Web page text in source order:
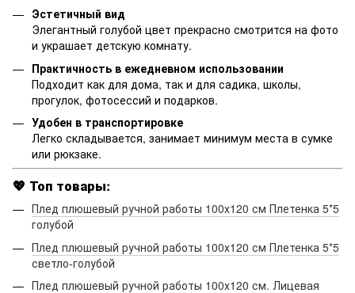
Эстетичный вид
Элегантный голубой цвет прекрасно смотрится на фото
и украшает детскую комнату.
Практичность в ежедневном использовании
Подходит как для дома, так и для садика, школы,
прогулок, фотосессий и подарков.
Удобен в транспортировке
Легко складывается, занимает минимум места в сумке
или рюкзаке.
💖 Топ товары:
Плед плюшевый ручной работы 100х120 см Плетенка 5*5
голубой
Плед плюшевый ручной работы 100х120 см Плетенка 5*5
светло-голубой
Плед плюшевый ручной работы 100х120 см. Лицевая